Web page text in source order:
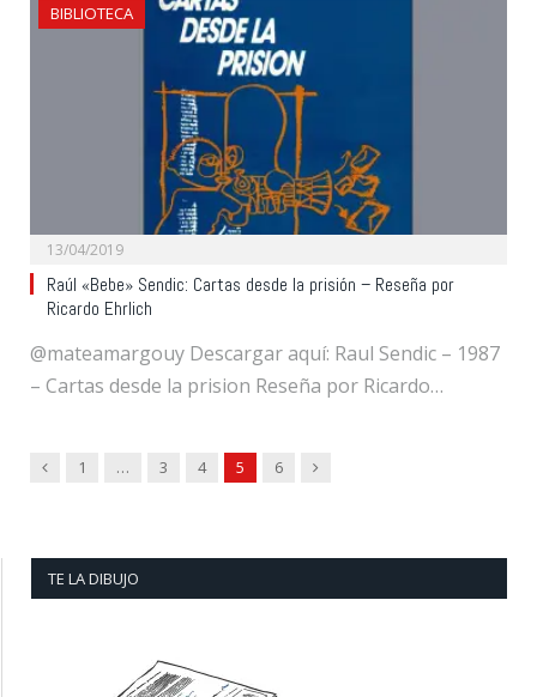
BIBLIOTECA
13/04/2019
Raúl «Bebe» Sendic: Cartas desde la prisión – Reseña por
Ricardo Ehrlich
@mateamargouy Descargar aquí: Raul Sendic – 1987
– Cartas desde la prision Reseña por Ricardo…
Previous
1 … 3 4 5 6 Next
TE LA DIBUJO